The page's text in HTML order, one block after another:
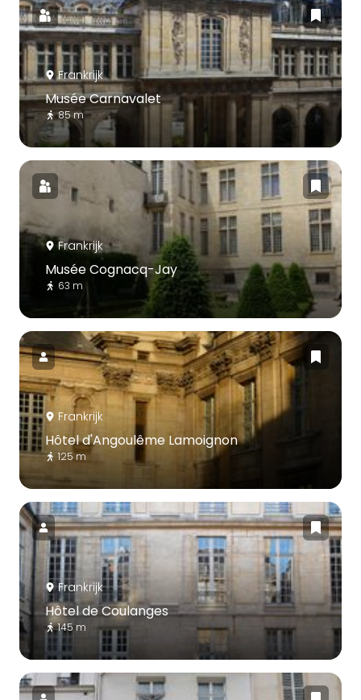
Frankrijk
Musée Carnavalet
85 m
Frankrijk
Musée Cognacq-Jay
63 m
Frankrijk
Hôtel d'Angoulême Lamoignon
125 m
Frankrijk
Hôtel de Coulanges
145 m